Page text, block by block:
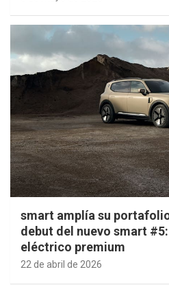
smart amplía su
debut del nuevo smart
eléctrico premium
22 de abril de 2026